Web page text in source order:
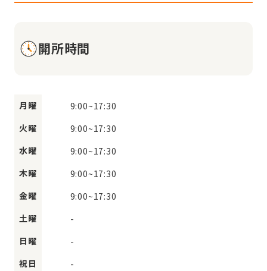
開所時間
月曜 9:00~17:30
火曜
9:00~17:30
水曜
9:00~17:30
木曜
9:00~17:30
金曜
9:00~17:30
土曜
-
日曜
-
祝日
-